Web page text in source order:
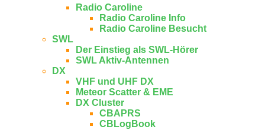
Radio Caroline
Radio Caroline Info
Radio Caroline Besucht
SWL
Der Einstieg als SWL-Hörer
SWL Aktiv-Antennen
DX
VHF und UHF DX
Meteor Scatter & EME
DX Cluster
CBAPRS
CBLogBook